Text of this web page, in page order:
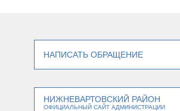
НАПИСАТЬ ОБРАЩЕНИЕ
НИЖНЕВАРТОВСКИЙ РАЙОН
ОФИЦИАЛЬНЫЙ САЙТ АДМИНИСТРАЦИИ